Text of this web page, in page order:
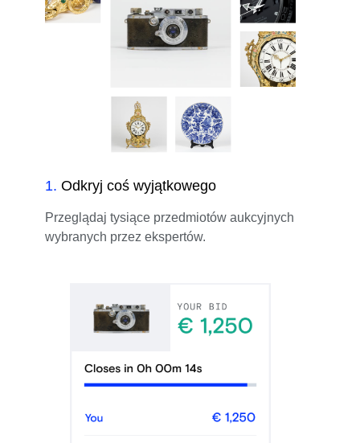
1. Odkryj coś wyjątkowego
Przeglądaj tysiące przedmiotów aukcyjnych
wybranych przez ekspertów.